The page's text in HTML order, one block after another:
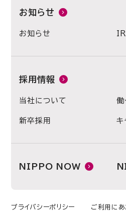
お知らせ
お知らせ IR
採用情報
当社について 働
新卒採用 キ
NIPPO NOW
プライバシーポリシー ご利用にあ